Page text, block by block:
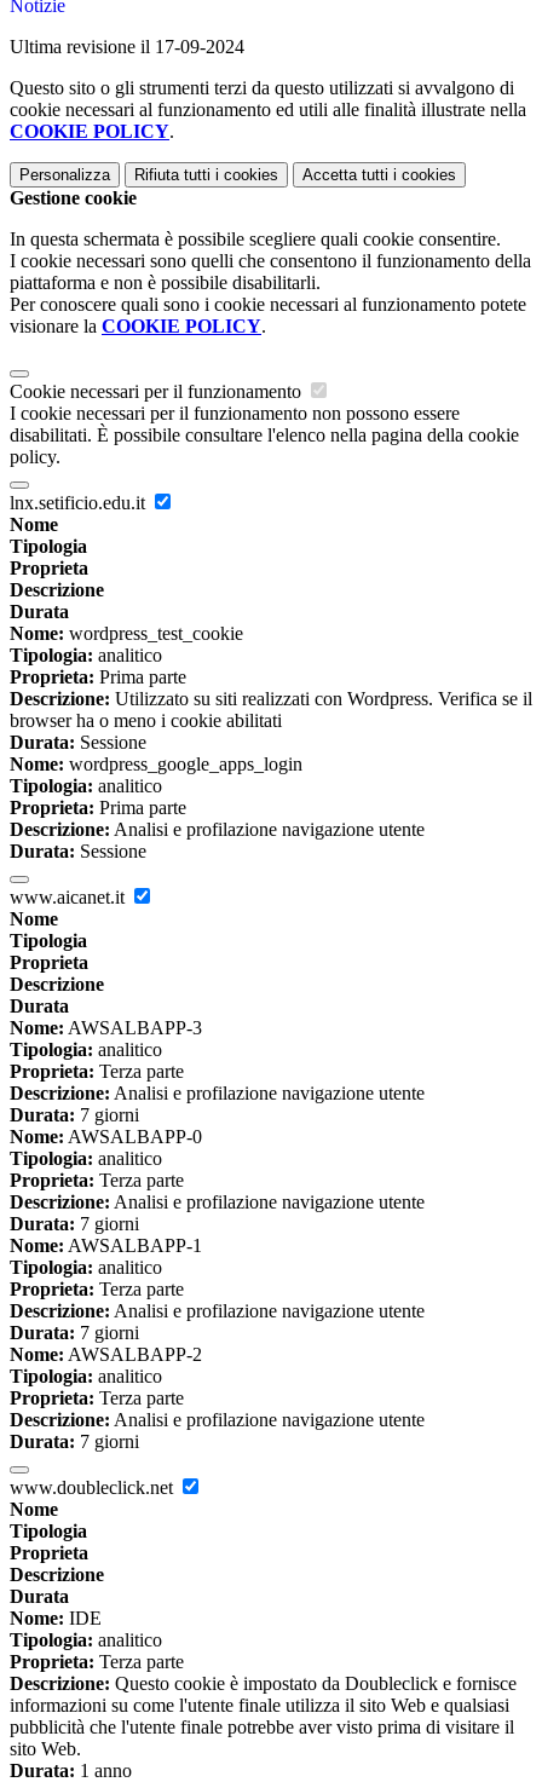
Notizie
Ultima revisione il 17-09-2024
Questo sito o gli strumenti terzi da questo utilizzati si avvalgono di
cookie necessari al funzionamento ed utili alle finalità illustrate nella
COOKIE POLICY.
Personalizza Rifiuta tutti i cookies Accetta tutti i cookies
Gestione cookie
In questa schermata è possibile scegliere quali cookie consentire.
I cookie necessari sono quelli che consentono il funzionamento della
piattaforma e non è possibile disabilitarli.
Per conoscere quali sono i cookie necessari al funzionamento potete
visionare la COOKIE POLICY.
Cookie necessari per il funzionamento
I cookie necessari per il funzionamento non possono essere
disabilitati. È possibile consultare l'elenco nella pagina della cookie
policy.
lnx.setificio.edu.it
Nome
Tipologia
Proprieta
Descrizione
Durata
Nome: wordpress_test_cookie
Tipologia: analitico
Proprieta: Prima parte
Descrizione: Utilizzato su siti realizzati con Wordpress. Verifica se il
browser ha o meno i cookie abilitati
Durata: Sessione
Nome: wordpress_google_apps_login
Tipologia: analitico
Proprieta: Prima parte
Descrizione: Analisi e profilazione navigazione utente
Durata: Sessione
www.aicanet.it
Nome
Tipologia
Proprieta
Descrizione
Durata
Nome: AWSALBAPP-3
Tipologia: analitico
Proprieta: Terza parte
Descrizione: Analisi e profilazione navigazione utente
Durata: 7 giorni
Nome: AWSALBAPP-0
Tipologia: analitico
Proprieta: Terza parte
Descrizione: Analisi e profilazione navigazione utente
Durata: 7 giorni
Nome: AWSALBAPP-1
Tipologia: analitico
Proprieta: Terza parte
Descrizione: Analisi e profilazione navigazione utente
Durata: 7 giorni
Nome: AWSALBAPP-2
Tipologia: analitico
Proprieta: Terza parte
Descrizione: Analisi e profilazione navigazione utente
Durata: 7 giorni
www.doubleclick.net
Nome
Tipologia
Proprieta
Descrizione
Durata
Nome: IDE
Tipologia: analitico
Proprieta: Terza parte
Descrizione: Questo cookie è impostato da Doubleclick e fornisce
informazioni su come l'utente finale utilizza il sito Web e qualsiasi
pubblicità che l'utente finale potrebbe aver visto prima di visitare il
sito Web.
Durata: 1 anno